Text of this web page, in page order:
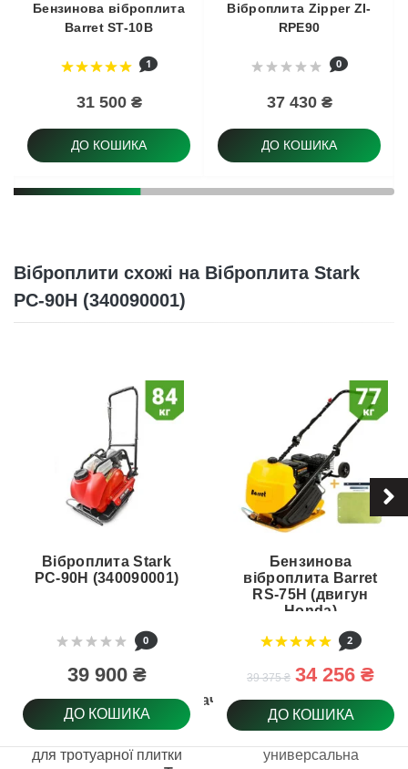
Бензинова віброплита
Barret ST-10В
1
31 500 ₴
ДО КОШИКА
Віброплита Zipper ZI-
RPE90
0
37 430 ₴
ДО КОШИКА
Віброплити схожі на Віброплита Stark
PC-90H (340090001)
Призначення
Віброплита Stark
PC-90H (340090001)
0
39 900 ₴
ДО КОШИКА
для тротуарної плитки
Бензинова
віброплита Barret
RS-75H (двигун
Honda)
2
39 375 ₴ 34 256 ₴
ДО КОШИКА
универсальна